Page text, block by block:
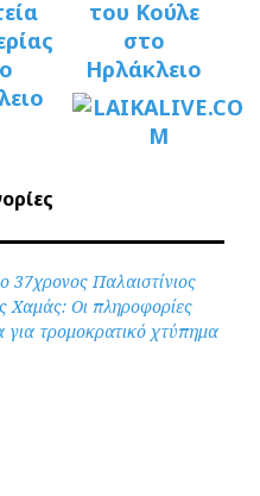
37χρονος Παλαιστίνιος
Χαμάς: Οι πληροφορίες
τρομοκρατικό χτύπημα